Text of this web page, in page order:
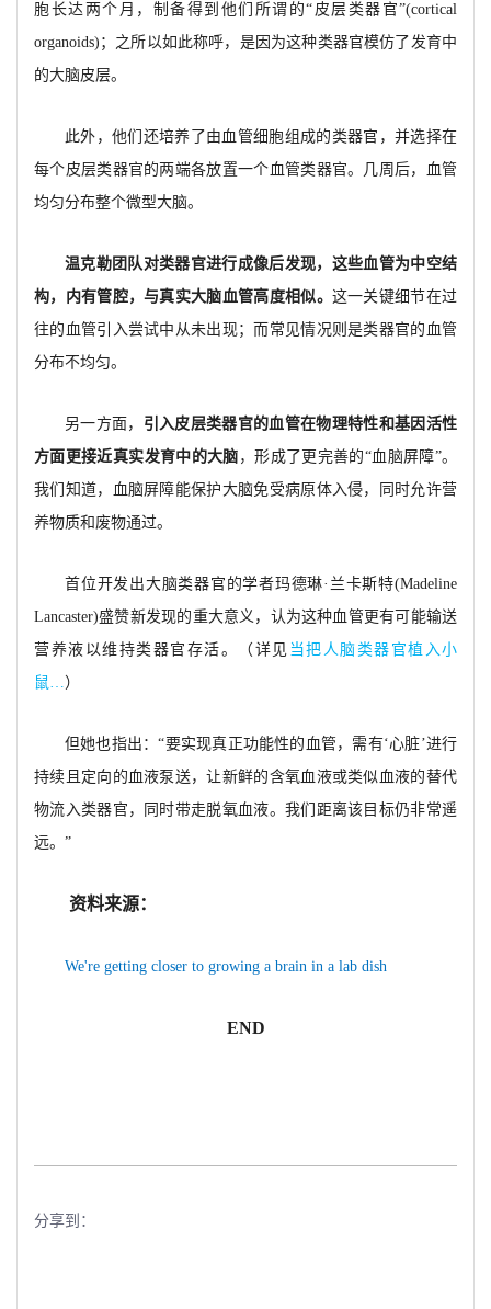
胞长达两个月，制备得到他们所谓的“皮层类器官”(cortical
organoids)；之所以如此称呼，是因为这种类器官模仿了发育中
的大脑皮层。
此外，他们还培养了由血管细胞组成的类器官，并选择在
每个皮层类器官的两端各放置一个血管类器官。几周后，血管
均匀分布整个微型大脑。
温克勒团队对类器官进行成像后发现，这些血管为中空结
构，内有管腔，与真实大脑血管高度相似。 这一关键细节在过
往的血管引入尝试中从未出现；而常见情况则是类器官的血管
分布不均匀。
另一方面， 引入皮层类器官的血管在物理特性和基因活性
方面更接近真实发育中的大脑 ，形成了更完善的“血脑屏障”。
我们知道，血脑屏障能保护大脑免受病原体入侵，同时允许营
养物质和废物通过。
首位开发出大脑类器官的学者玛德琳·兰卡斯特(Madeline
Lancaster)盛赞新发现的重大意义，认为这种血管更有可能输送
营养液以维持类器官存活。（详见 当把人脑类器官植入小
鼠…）
但她也指出：“要实现真正功能性的血管，需有‘心脏’进行
持续且定向的血液泵送，让新鲜的含氧血液或类似血液的替代
物流入类器官，同时带走脱氧血液。我们距离该目标仍非常遥
远。”
资料来源：
We're getting closer to growing a brain in a lab dish
END
分享到：